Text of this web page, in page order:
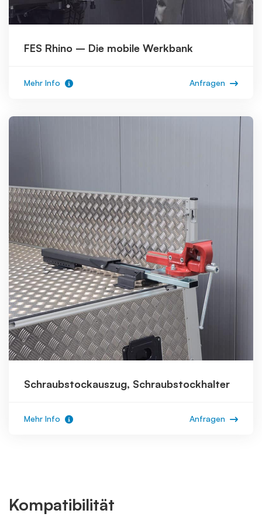
FES Rhino – Die mobile Werkbank
Mehr Info Anfragen
Schraubstockauszug, Schraubstockhalter
Mehr Info Anfragen
Kompatibilität